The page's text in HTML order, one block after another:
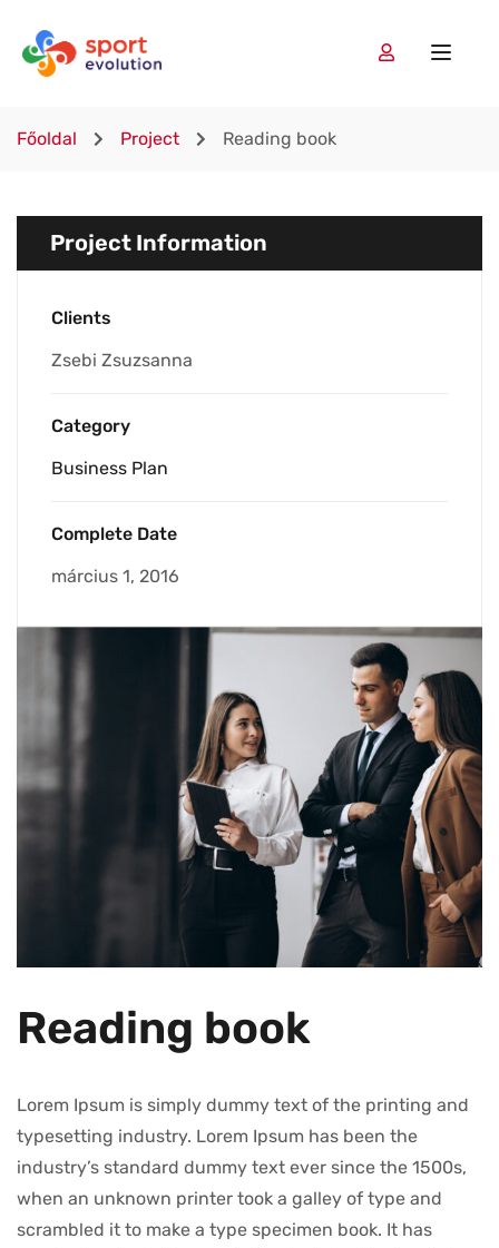
Főoldal Project Reading book
Project Information
Clients
Zsebi Zsuzsanna
Category
Business Plan
Complete Date
március 1, 2016
Reading book
Lorem Ipsum is simply dummy text of the printing and
typesetting industry. Lorem Ipsum has been the
industry’s standard dummy text ever since the 1500s,
when an unknown printer took a galley of type and
scrambled it to make a type specimen book. It has